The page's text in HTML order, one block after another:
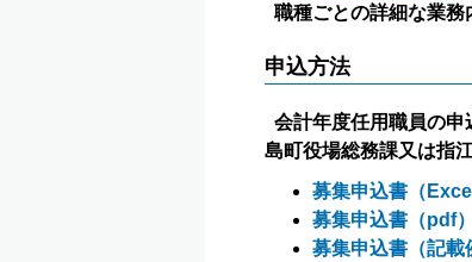
職種ごとの詳細な業務
申込方法
会計年度任用職員の
島町役場総務課又は指
募集申込書（Excel
募集申込書（pdf）
募集申込書（記載